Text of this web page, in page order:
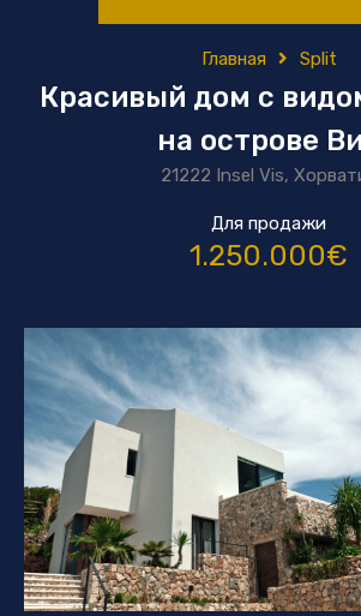
Главная Split
Красивый дом с
на острове
21222 Insel Vis,
Для продажи
1.250.000€